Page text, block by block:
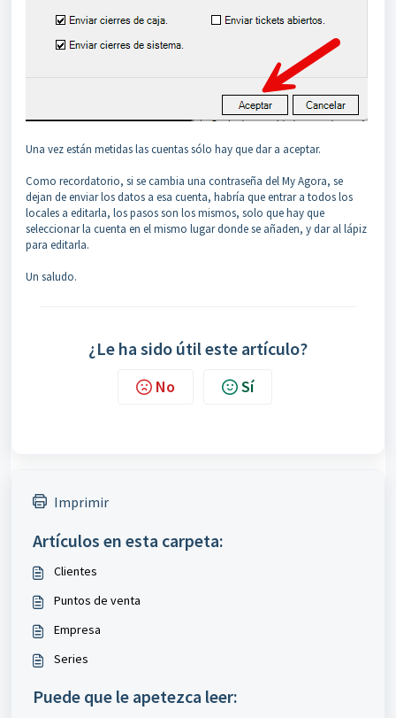
Una vez están metidas las cuentas sólo hay que dar a aceptar.
Como recordatorio, si se cambia una contraseña del My Agora, se
dejan de enviar los datos a esa cuenta, habría que entrar a todos los
locales a editarla, los pasos son los mismos, solo que hay que
seleccionar la cuenta en el mismo lugar donde se añaden, y dar al lápiz
para editarla.
Un saludo.
¿Le ha sido útil este artículo?
No Sí
Imprimir
Artículos en esta carpeta:
Clientes
Puntos de venta
Empresa
Series
Puede que le apetezca leer: